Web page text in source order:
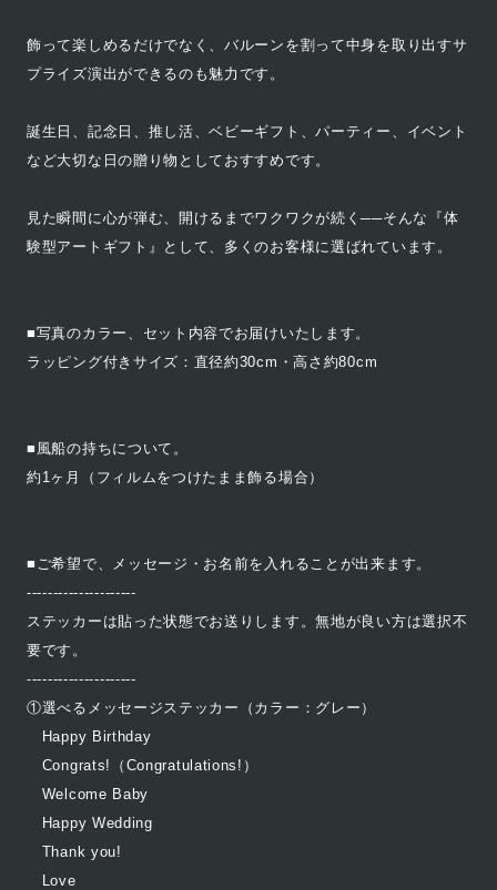
飾って楽しめるだけでなく、バルーンを割って中身を取り出すサ
プライズ演出ができるのも魅力です。
誕生日、記念日、推し活、ベビーギフト、パーティー、イベント
など大切な日の贈り物としておすすめです。
見た瞬間に心が弾む、開けるまでワクワクが続く──そんな『体
験型アートギフト』として、多くのお客様に選ばれています。
■写真のカラー、セット内容でお届けいたします。
ラッピング付きサイズ：直径約30cm・高さ約80cm
■風船の持ちについて。
約1ヶ月（フィルムをつけたまま飾る場合）
■ご希望で、メッセージ・お名前を入れることが出来ます。
---------------------
ステッカーは貼った状態でお送りします。無地が良い方は選択不
要です。
---------------------
①選べるメッセージステッカー（カラー：グレー）
Happy Birthday
Congrats!（Congratulations!）
Welcome Baby
Happy Wedding
Thank you!
Love